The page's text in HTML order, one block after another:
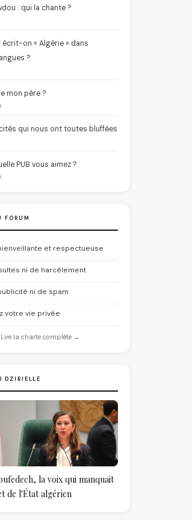
: qui la chante ?
écrit-on « Algérie » dans
?
mon père ?
qui nous ont toutes bluffées
PUB vous aimez ?
FORUM
et respectueuse
ni de harcèlement
ni de spam
votre vie privée
Lire la charte complète →
DZIRIELLE
la voix qui manquait
de l'État algérien